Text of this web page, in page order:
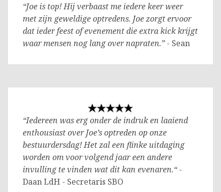
“Joe is top! Hij verbaast me iedere keer weer
met zijn geweldige optredens. Joe zorgt ervoor
dat ieder feest of evenement die extra kick krijgt
waar mensen nog lang over napraten.”- Sean
“Iedereen was erg onder de indruk en laaiend
enthousiast over Joe’s optreden op onze
bestuurdersdag! Het zal een flinke uitdaging
worden om voor volgend jaar een andere
invulling te vinden wat dit kan evenaren.“-
Daan LdH - Secretaris SBO